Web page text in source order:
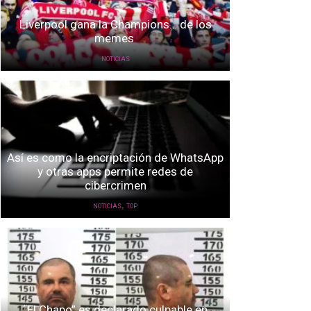
Liverpool gana la Champions… de los
memes
NOTICIAS
Así es como la encriptación de WhatsApp
y otras apps permite redes de
cibercrimen
NOTICIAS, TOP